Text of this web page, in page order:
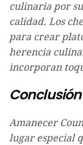
culinaria por
calidad. Los
para crear
herencia
incorporan
Conclusión
Amanecer
lugar especial